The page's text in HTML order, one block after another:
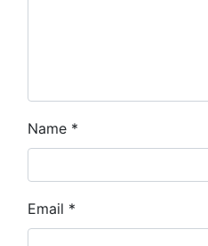
Name *
Email *